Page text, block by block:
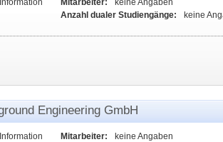
Mitarbeiter:
keine Angaben
Anzahl dualer Studiengänge:
keine
Engineering GmbH
Mitarbeiter:
keine Angaben